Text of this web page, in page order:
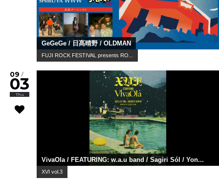
GeGeGe / 日髙晴野 / OLDMAN
FUJI ROCK FESTIVAL presents RO...
09 /
03
Thu
VivaOla / FEATURING: w.a.u band / Sagiri Sól / Yon...
XVI vol.3